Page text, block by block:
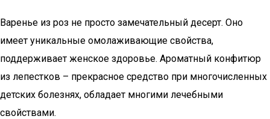
Варенье из роз не просто замечательный десерт. Оно
имеет уникальные омолаживающие свойства,
поддерживает женское здоровье. Ароматный конфитюр
из лепестков – прекрасное средство при многочисленных
детских болезнях, обладает многими лечебными
свойствами.